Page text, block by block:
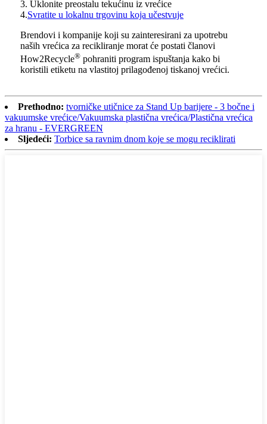
3. Uklonite preostalu tekućinu iz vrećice
4.Svratite u lokalnu trgovinu koja učestvuje
Brendovi i kompanije koji su zainteresirani za upotrebu
naših vrećica za recikliranje morat će postati članovi
How2Recycle® pohraniti program ispuštanja kako bi
koristili etiketu na vlastitoj prilagođenoj tiskanoj vrećici.
Prethodno: tvorničke utičnice za Stand Up barijere - 3 bočne i
vakuumske vrećice/Vakuumska plastična vrećica/Plastična vrećica
za hranu - EVERGREEN
Sljedeći: Torbice sa ravnim dnom koje se mogu reciklirati